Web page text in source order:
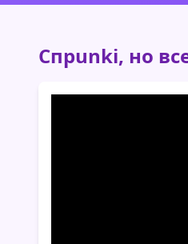
Спрunki, но